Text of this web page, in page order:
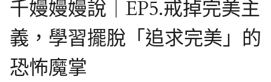
千嫚嫚嫚說｜EP5.戒掉完美主
義，學習擺脫「追求完美」的
恐怖魔掌